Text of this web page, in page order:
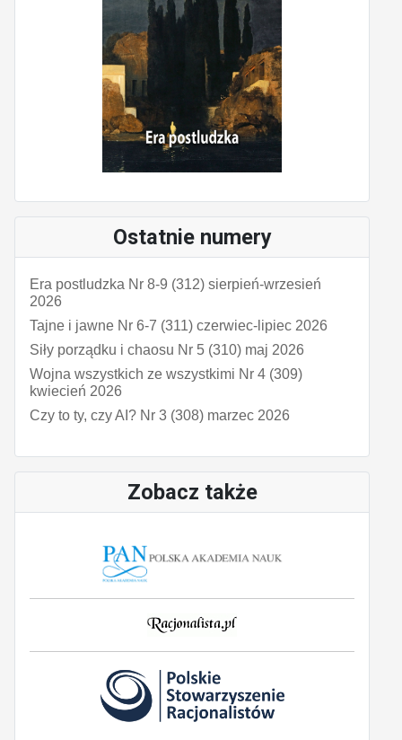
Ostatnie numery
Era postludzka Nr 8-9 (312) sierpień-wrzesień
2026
Tajne i jawne Nr 6-7 (311) czerwiec-lipiec 2026
Siły porządku i chaosu Nr 5 (310) maj 2026
Wojna wszystkich ze wszystkimi Nr 4 (309)
kwiecień 2026
Czy to ty, czy AI? Nr 3 (308) marzec 2026
Zobacz także